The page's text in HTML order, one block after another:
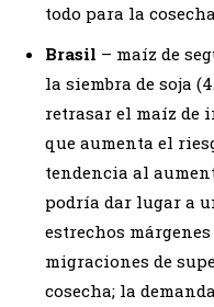
todo para la
Brasil – maíz de
la siembra de soja
retrasar el maíz de
que aumenta el
tendencia al
podría dar lugar a
estrechos
migraciones de
cosecha; la